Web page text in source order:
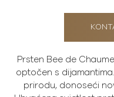
Prsten Bee de
optočen s
prirodu, donoseći